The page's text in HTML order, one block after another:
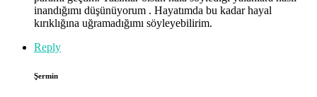
inandığımı düşünüyorum . Hayatımda bu kadar hayal
kırıklığına uğramadığımı söyleyebilirim.
Reply
Şermin